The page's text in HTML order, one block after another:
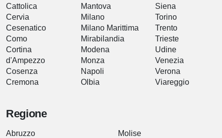
Cattolica
Cervia
Cesenatico
Como
Cortina
d'Ampezzo
Cosenza
Cremona
Mantova
Milano
Milano Marittima
Mirabilandia
Modena
Monza
Napoli
Olbia
Siena
Torino
Trento
Trieste
Udine
Venezia
Verona
Viareggio
Regione
Abruzzo
Molise